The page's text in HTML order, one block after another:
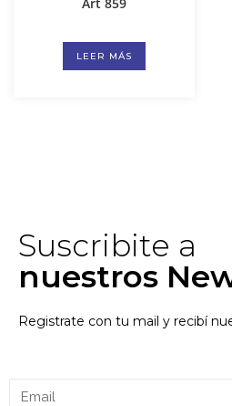
LEER MÁS
Suscribite a
nuestros
Registrate con tu mail y recibí